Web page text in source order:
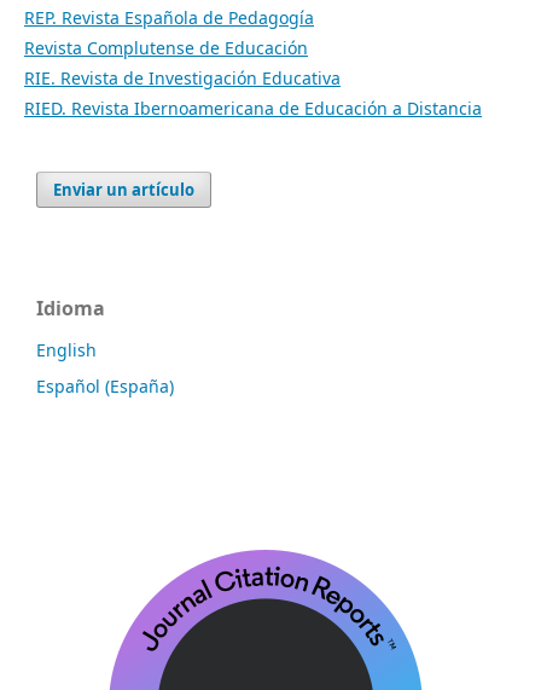
REP. Revista Española de Pedagogía
Revista Complutense de Educación
RIE. Revista de Investigación Educativa
RIED. Revista Ibernoamericana de Educación a Distancia
Enviar un artículo
Idioma
English
Español (España)